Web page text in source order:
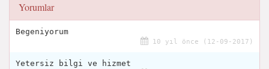
Yorumlar
Begeniyorum
10 yıl önce (12-09-2017)
Yetersiz bilgi ve hizmet